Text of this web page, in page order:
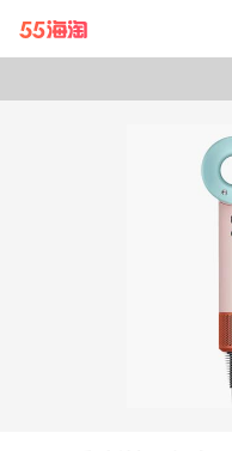
带你去官网买正品